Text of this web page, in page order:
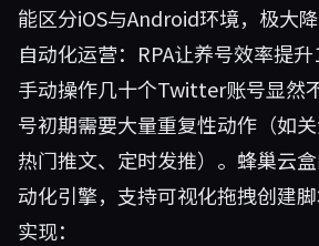
能区分iOS与Android环境，极大降
自动化运营：RPA让养号效率提
手动操作几十个Twitter账号显然
号初期需要大量重复性动作（如
热门推文、定时发推）。蜂巢云
动化引擎，支持可视化拖拽创建
实现：